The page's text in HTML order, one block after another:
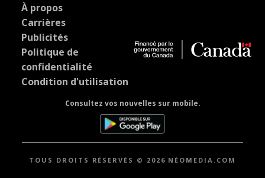
À propos
Carrières
Publicités
Politique de
confidentialité
Condition d'utilisation
Consultez vos nouvelles sur mobile.
TOUS DROITS RÉSERVÉS © 2026 NÉOMEDIA.COM